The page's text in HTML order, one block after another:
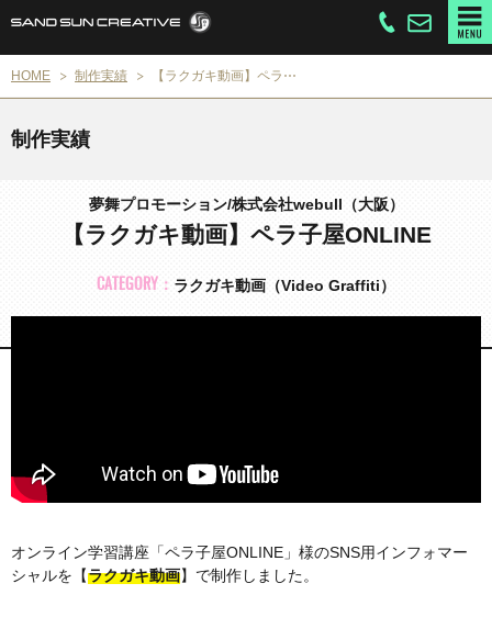
HOME 制作実績 【ラクガキ動画】ペラ⋯
制作実績
夢舞プロモーション/株式会社webull（大阪）
【ラクガキ動画】ペラ子屋ONLINE
CATEGORY： ラクガキ動画（Video Graffiti）
オンライン学習講座「ペラ子屋ONLINE」様のSNS用インフォマー
シャルを【ラクガキ動画】で制作しました。